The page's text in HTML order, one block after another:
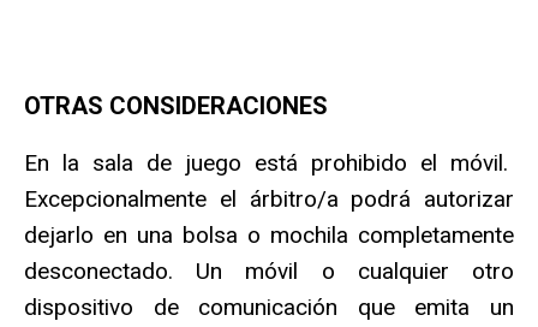
OTRAS CONSIDERACIONES
En la sala de juego está prohibido el móvil.
Excepcionalmente el árbitro/a podrá autorizar
dejarlo en una bolsa o mochila completamente
desconectado. Un móvil o cualquier otro
dispositivo de comunicación que emita un